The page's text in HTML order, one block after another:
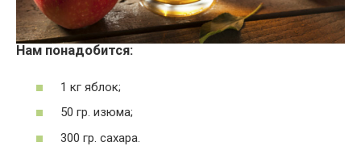
Нам понадобится:
1 кг яблок;
50 гр. изюма;
300 гр. сахара.